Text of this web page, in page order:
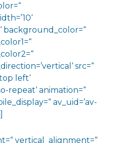
background_color=“
src=“
left‘
repeat‘ animation=“
av_uid=’av-
vertical_alignment=“